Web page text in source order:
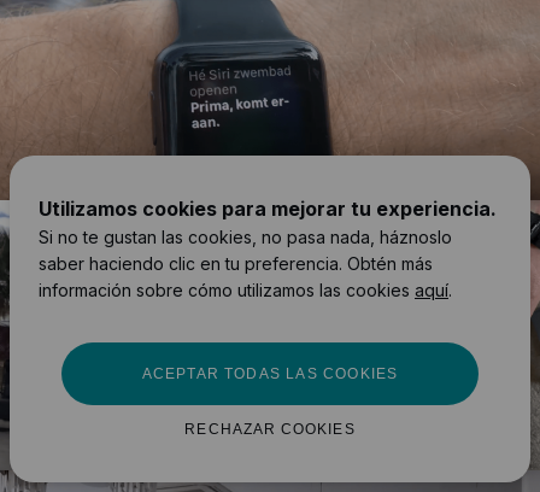
Utilizamos cookies para mejorar tu experiencia.
Si no te gustan las cookies, no pasa nada, háznoslo
saber haciendo clic en tu preferencia. Obtén más
información sobre cómo utilizamos las cookies aquí.
RECHAZAR COOKIES
ACEPTAR TODAS LAS COOKIES